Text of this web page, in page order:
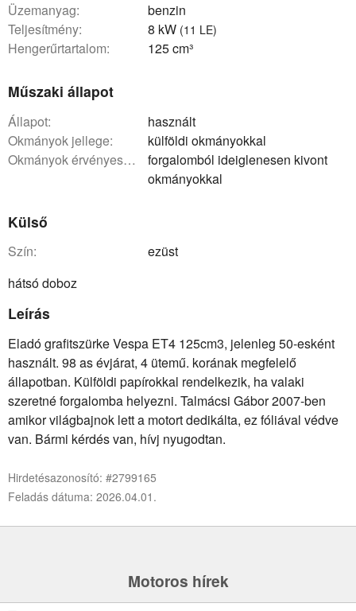
üzemanyag:
benzin
teljesítmény:
8 kW (11 LE)
hengerűrtartalom: 125 cm³
Műszaki állapot
állapot:
használt
okmányok jellege:
külföldi okmányokkal
okmányok érvényessége:
forgalomból ideiglenesen kivont
okmányokkal
Külső
szín:
ezüst
hátsó doboz
Leírás
Eladó grafitszürke Vespa ET4 125cm3, jelenleg 50-esként
használt. 98 as évjárat, 4 ütemű. korának megfelelő
állapotban. Külföldi papírokkal rendelkezik, ha valaki
szeretné forgalomba helyezni. Talmácsi Gábor 2007-ben
amikor világbajnok lett a motort dedikálta, ez fóliával védve
van. Bármi kérdés van, hívj nyugodtan.
Hirdetésazonosító: #2799165
Feladás dátuma: 2026.04.01.
Motoros hírek